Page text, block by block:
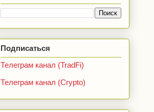
Подписаться
Телеграм канал (TradFi)
Телеграм канал (Crypto)